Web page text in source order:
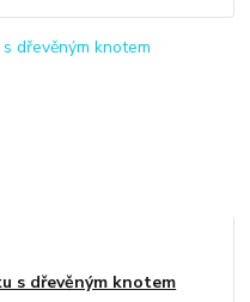
s dřevěným knotem